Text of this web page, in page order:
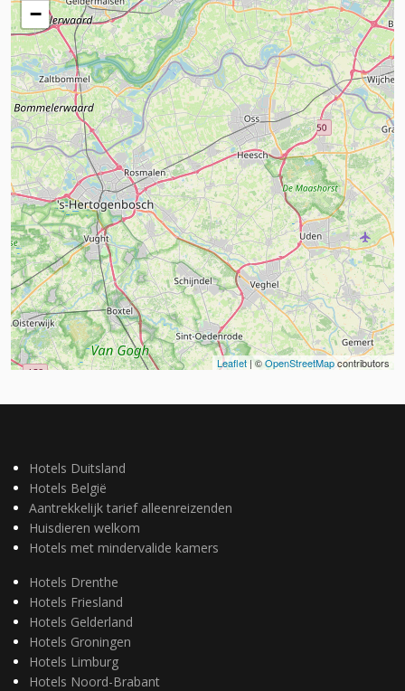
−
Leaflet| ©OpenStreetMapcontributors
Hotels Duitsland
Hotels België
Aantrekkelijk tarief alleenreizenden
Huisdieren welkom
Hotels met mindervalide kamers
Hotels Drenthe
Hotels Friesland
Hotels Gelderland
Hotels Groningen
Hotels Limburg
Hotels Noord-Brabant